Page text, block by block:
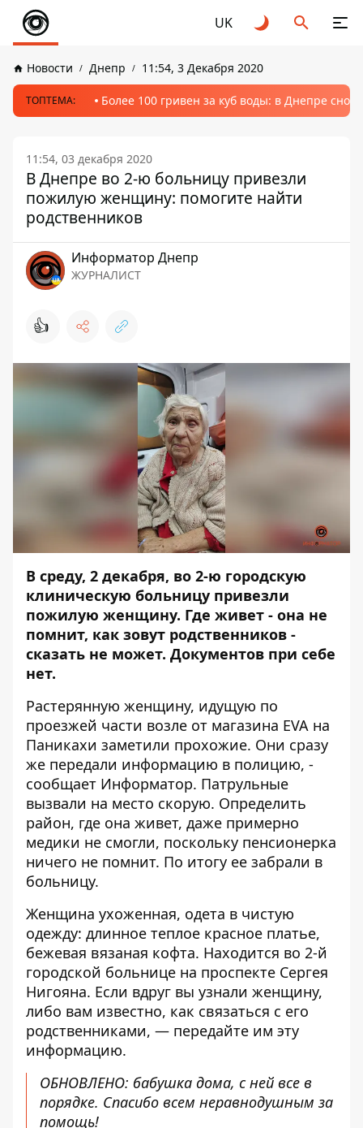
UK
Новости Днепр 11:54, 3 Декабря 2020
ТОПТЕМА: Более 100 гривен за куб воды: в Днепре
11:54, 03 декабря 2020
В Днепре во 2-ю больницу привезли
пожилую женщину: помогите найти
родственников
Информатор Днепр
ЖУРНАЛИСТ
👍
В среду, 2 декабря, во 2-ю городскую
клиническую больницу привезли
пожилую женщину. Где живет - она не
помнит, как зовут родственников -
сказать не может. Документов при себе
нет.
Растерянную женщину, идущую по
проезжей части возле от магазина EVA на
Паникахи заметили прохожие. Они сразу
же передали информацию в полицию, -
сообщает Информатор. Патрульные
вызвали на место скорую. Определить
район, где она живет, даже примерно
медики не смогли, поскольку пенсионерка
ничего не помнит. По итогу ее забрали в
больницу.
Женщина ухоженная, одета в чистую
одежду: длинное теплое красное платье,
бежевая вязаная кофта. Находится во 2-й
городской больнице на проспекте Сергея
Нигояна. Если вдруг вы узнали женщину,
либо вам известно, как связаться с его
родственниками, — передайте им эту
информацию.
ОБНОВЛЕНО: бабушка дома, с ней все в
порядке. Спасибо всем неравнодушным за
помощь!